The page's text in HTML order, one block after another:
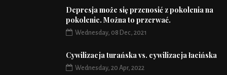
Depresja może się przenosić z pokolenia na
pokolenie. Można to przerwać.
Wednesday, 08 Dec, 2021
Cywilizacja turańska vs. cywilizacja łacińska
Wednesday, 20 Apr, 2022